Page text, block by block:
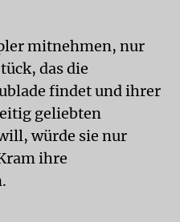
mitnehmen, nur
das die
findet und ihrer
geliebten
würde sie nur
ihre